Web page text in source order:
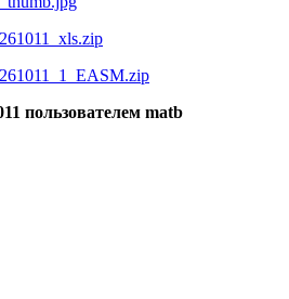
пользователем matb